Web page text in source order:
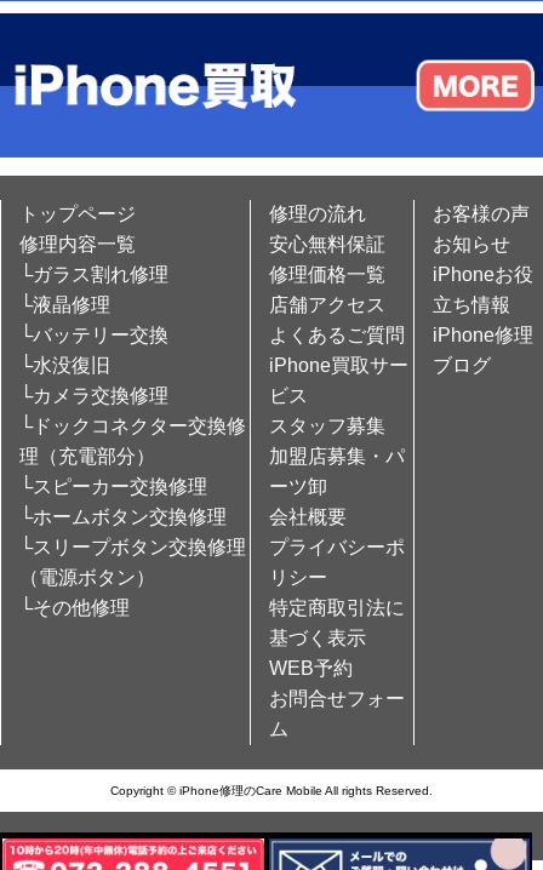
トップページ
修理内容一覧
└ガラス割れ修理
└液晶修理
└バッテリー交換
└水没復旧
└カメラ交換修理
└ドックコネクター交換修
理（充電部分）
└スピーカー交換修理
└ホームボタン交換修理
└スリープボタン交換修理
（電源ボタン）
└その他修理
修理の流れ
安心無料保証
修理価格一覧
店舗アクセス
よくあるご質問
iPhone買取サー
ビス
スタッフ募集
加盟店募集・パ
ーツ卸
会社概要
プライバシーポ
リシー
特定商取引法に
基づく表示
WEB予約
お問合せフォー
ム
お客様の声
お知らせ
iPhoneお役
立ち情報
iPhone修理
ブログ
Copyright © iPhone修理のCare Mobile All rights Reserved.